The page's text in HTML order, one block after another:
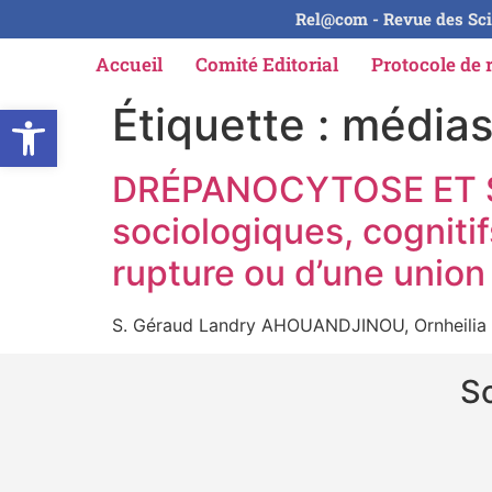
Ouvrir la barre d’outils
Rel@com - Revue des
Accueil Comité Editorial Protocole de
Étiquette : médias
DRÉPANOCYTOSE
sociologiques,
rupture ou d’une union
S. Géraud Landry AHOUANDJINOU,